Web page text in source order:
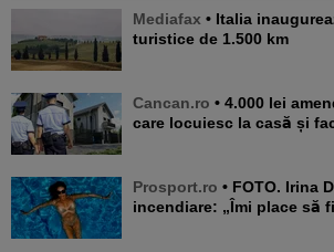
Mediafax • Italia inaugurează o rețea de trasee
turistice de 1.500 km
Cancan.ro • 4.000 lei amendă tuturor românilor
care locuiesc la casă și
Prosport.ro • FOTO. Irina Deleanu, imagini
incendiare: „Îmi place să